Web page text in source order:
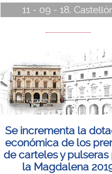
11 - 09 - 18,
Se incrementa la
económica de los
de carteles y pulseras
la Magdalena